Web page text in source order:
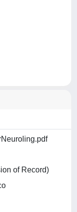
of Record)